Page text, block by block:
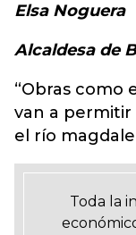
Elsa Noguera
Alcaldesa de
“Obras como
van a permitir
el río
Toda la